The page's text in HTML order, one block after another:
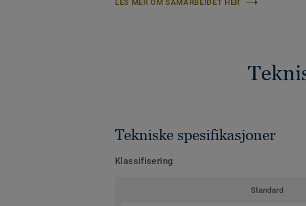
LES MER OM SAMARBEIDET HER
Tekniske spesifikasjoner
Klassifisering
Standard